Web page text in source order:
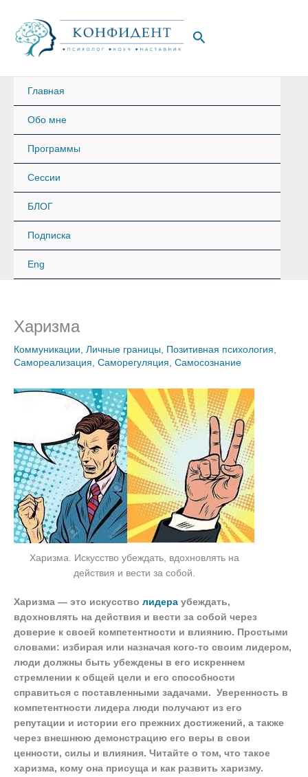
содержимому
Поиск
Главная
Обо мне
Программы
Сессии
БЛОГ
Подписка
Eng
Харизма
Коммуникации, Личные границы, Позитивная психология,
Самореализация, Саморегуляция, Самосознание
Харизма. Искусство убеждать, вдохновлять на
действия и вести за собой.
Харизма — это искусство лидера убеждать,
вдохновлять на действия и вести за собой через
доверие к своей компетентности и влиянию. Простыми
словами: избирая или назначая кого-то своим лидером,
люди должны быть убеждены в его искреннем
стремлении к общей цели и его способности
справиться с поставленными задачами. Уверенность в
компетентности лидера люди получают из его
репутации и истории его прежних достижений, а также
через внешнюю демонстрацию его веры в свои
ценности, силы и влияния. Читайте о том, что такое
харизма, кому она присуща и как развить харизму.